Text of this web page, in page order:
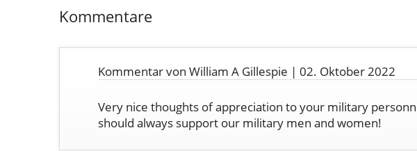
Kommentare
Kommentar von William A Gillespie | 02. Oktober 2022
Very nice thoughts of appreciation to your military
should always support our military men and women!